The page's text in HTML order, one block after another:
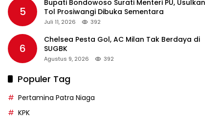
5
Bupati Bondowoso Surati Menteri PU, Usulkan
Tol Prosiwangi Dibuka Sementara
Juli 11, 2026 392
6
Chelsea Pesta Gol, AC Milan Tak Berdaya di
SUGBK
Agustus 9, 2026 392
Populer Tag
Pertamina Patra Niaga
KPK